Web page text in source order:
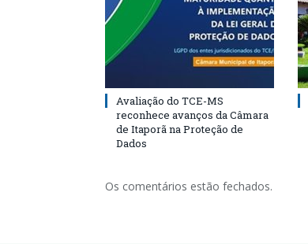
Avaliação do TCE-MS
reconhece avanços da Câmara
de Itaporã na Proteção de
Dados
Os comentários estão fechados.